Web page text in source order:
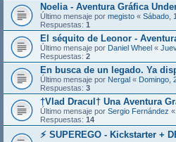
Noelia - Aventura Gráfica
Último mensaje por megisto « Sábado,
Respuestas: 1
El séquito de Leonor -
Último mensaje por Daniel Wheel «
Respuestas: 2
En busca de un legado. Ya
Último mensaje por Nergal « Domingo,
Respuestas: 3
†Vlad Dracul† Una Aventura
Último mensaje por Sergio Fernández «
Respuestas: 14
⚡️ SUPEREGO - Kickstarter +